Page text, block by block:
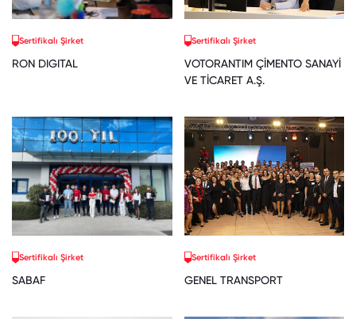
Sertifikalı Şirket
RON DIGITAL
Sertifikalı Şirket
VOTORANTIM ÇİMENTO SANAYİ
VE TİCARET A.Ş.
Sertifikalı Şirket
SABAF
Sertifikalı Şirket
GENEL TRANSPORT